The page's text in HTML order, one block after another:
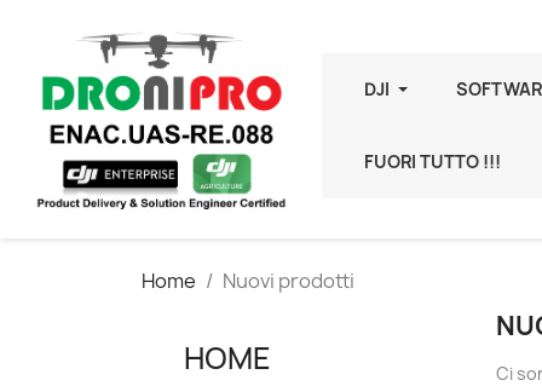
DJI
FUORI TUTTO !!!
Home Nuovi prodotti
HOME Ci